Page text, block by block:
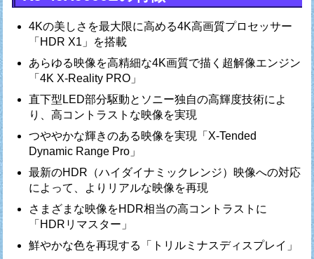
4Kの美しさを最大限に高める4K高画質プロセッサー
「HDR X1」を搭載
あらゆる映像を高精細な4K画質で描く超解像エンジン
「4K X-Reality PRO」
直下型LED部分駆動とソニー独自の高輝度技術によ
り、高コントラストな映像を実現
つややかな輝きのある映像を実現「X-Tended
Dynamic Range Pro」
最新のHDR（ハイダイナミックレンジ）映像への対応
によって、よりリアルな映像を再現
さまざまな映像をHDR相当の高コントラストに
「HDRリマスター」
鮮やかな色を再現する「トリルミナスディスプレイ」